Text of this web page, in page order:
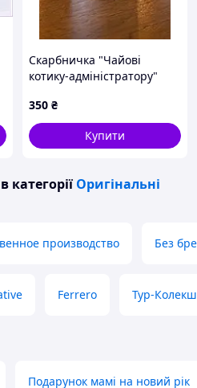
Скарбничка "Чайові
котику-адміністратору"
350 ₴
Купити
в категорії Оригінальні
производство Без
Ferrero Тур-
Подарунок мамі на новий рік